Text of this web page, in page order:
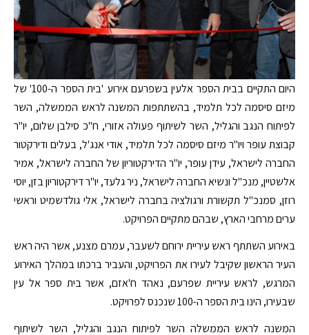
היום התקיים בבית הספר אלעין בשפרעם אירוע 'בית הספר ה-100' של
מיזם סיסמה לכל תלמיד, בהשתתפות המשנה לראש הממשלה, השר
לפיתוח הנגב והגליל, השר לשיתוף פעולה אזורי, ח"כ סילבן שלום, יו"ר
קבוצת עופר ויו"ר מיזם סיסמה לכל תלמיד, אודי אנג'ל, בעלים ודירקטור
החברה לישראל, עידן עופר, יו"ר הדירקטוריון של החברה לישראל, אמיר
אלשטיין, מנכ"ל ונשיא החברה לישראל, ניר גלעד, יו"ר דירקטוריון בזן, יוסי
רוזן, סמנכ"ל תקשורת ורגולציה בחברה לישראל, אלי גולדשמיט וראשי
ערים מרחבי הארץ, שבהם מתקיים הפרויקט.
באירוע השתתף ראש עיריית ירוחם לשעבר, עמרם מצנע, אשר היה ראש
העיר הראשון שקיבל לעירו את הפרויקט, והעביר ברכתו במהלך האירוע
המרגש, לראש עיריית שפרעם, נאהד ח'אזם, אשר בית ספר אל עין
שבעירו, הינו בית הספר ה-100 שנכנס לפרויקט.
המשנה לראש הממשלה השר לפיתוח הנגב והגליל, השר לשיתוף